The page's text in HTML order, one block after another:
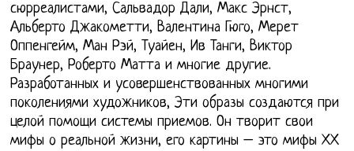
сюрреалистами, Сальвадор Дали, Макс Эрнст,
Альберто Джакометти, Валентина Гюго, Мерет
Оппенгейм, Ман Рэй, Туайен, Ив Танги, Виктор
Браунер, Роберто Матта и многие другие.
Разработанных и усовершенствованных многими
поколениями художников, Эти образы создаются при
целой помощи системы приемов. Он творит свои
мифы о реальной жизни, его картины – это мифы ХХ